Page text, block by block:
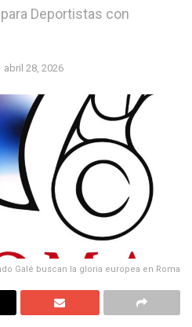
Deportistas con
abril 28, 2026
Galé buscan la gloria europea en Roma